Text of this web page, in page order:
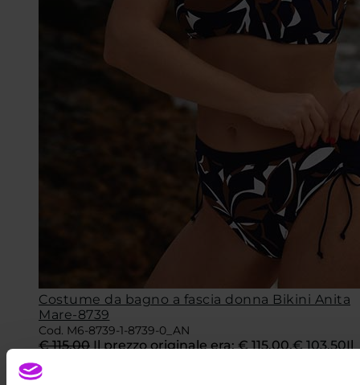
Costume da bagno a fascia donna Bikini Anita
Mare-8739
Cod. M6-8739-1-8739-0_AN
€115,00 Il prezzo originale era: € 115,00.€103,50Il
prezzo attuale è: € 103,50.
-10%